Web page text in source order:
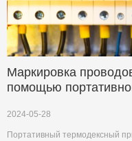
Маркировка
помощью
2024-05-28
Портативный термодексный